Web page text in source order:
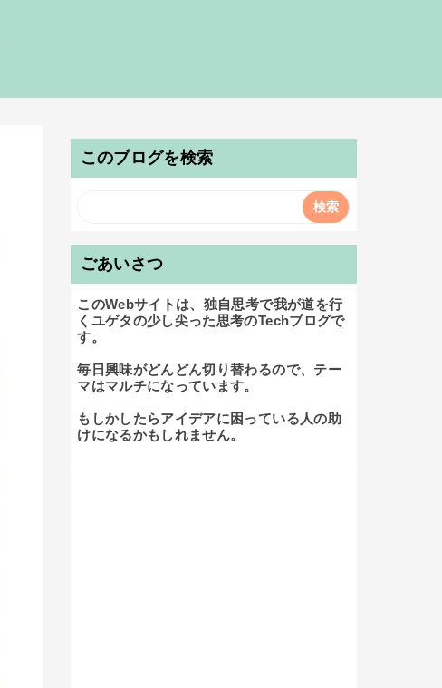
このブログを検索
ごあいさつ
このWebサイトは、独自思考で我が道を行
くユゲタの少し尖った思考のTechブログで
す。
毎日興味がどんどん切り替わるので、テー
マはマルチになっています。
もしかしたらアイデアに困っている人の助
けになるかもしれません。